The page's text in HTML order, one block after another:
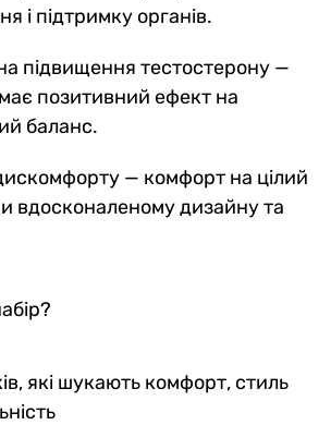
і підтримку органів.
підвищення тестостерону —
позитивний ефект на
баланс.
дискомфорту — комфорт на цілий
вдосконаленому дизайну та
які шукають комфорт, стиль